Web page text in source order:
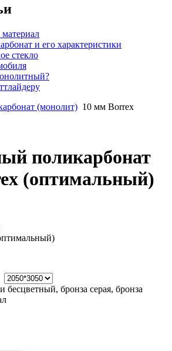
и его характеристики
стекло
(монолит) 10 мм Borrex
поликарбонат
(оптимальный)
бесцветный, бронза серая, бронза